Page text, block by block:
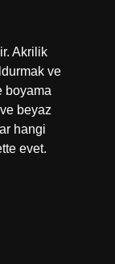
Akrilik
ve
boyama
beyaz
hangi
evet.